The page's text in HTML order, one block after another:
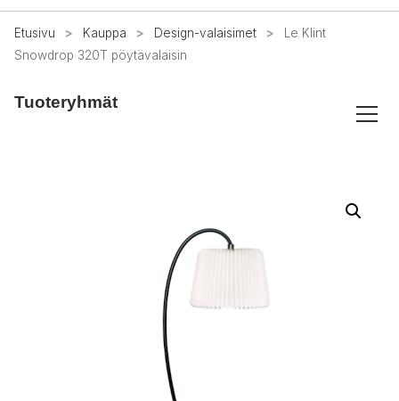
Etusivu > Kauppa > Design-valaisimet >
Le Klint
Snowdrop 320T pöytävalaisin
Tuoteryhmät